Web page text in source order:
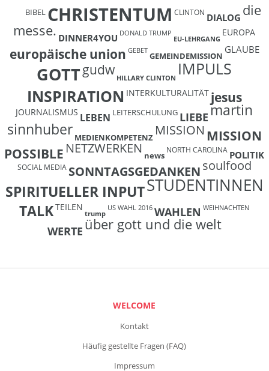
BIBEL CHRISTENTUM CLINTON DIALOG die
messe. DINNER4YOU DONALD TRUMP
EU-LEHRGANG
EUROPA
europäische union GEBET GEMEINDEMISSION
GLAUBE
GOTTgudw HILLARY CLINTON IMPULS
INSPIRATION INTERKULTURALITÄT jesus
JOURNALISMUS LEBEN LEITERSCHULUNG LIEBEmartin
sinnhuber MEDIENKOMPETENZ MISSION MISSION
POSSIBLE NETZWERKEN news
NORTH CAROLINA POLITIK
SOCIAL MEDIA SONNTAGSGEDANKENsoulfood
SPIRITUELLER INPUTSTUDENTINNEN
TALKTEILEN
trump
US WAHL 2016 WAHLEN WEIHNACHTEN
WERTE über gott und die welt
WELCOME
Kontakt
Häufig gestellte Fragen (FAQ)
Impressum